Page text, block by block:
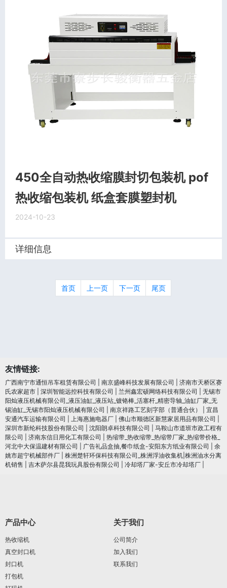
450全自动热收缩膜封切包装机 pof
热收缩包装机 纸盒套膜塑封机
2024-10-23
详细信息
首页 上一页 下一页 尾页
友情链接:
广西南宁市通恒吊车租赁有限公司 南京盛峰科技发展有限公司
济南市天桥区赛
氏农家超市
深圳智能远控科技有限公司 兰州鑫宏硕网络科技有限公司
无锡市
阳灿液压机械有限公司_液压油缸_液压站_镀铬棒_活塞杆_精密导轴_油缸厂家_无
锡油缸_无锡市阳灿液压机械有限公司
南京祥路工艺刻字部（普通合伙）
宜昌
安通汽车运输有限公司
上海惠施电器厂 佛山市顺德区新慧家居用品有限公司
深圳市新纶科技股份有限公司
沈阳朗卓科技有限公司
马鞍山市道班市政工程有
限公司
济南东信日用化工有限公司
热缩带_热收缩带_热缩带厂家_热缩带价格_
河北中大保温建材有限公司
广告礼品盒抽,餐巾纸盒-安阳东方纸业有限公司
余
姚市超宁机械部件厂
株洲楚轩环保科技有限公司_株洲浮油收集机|株洲油水分离
机销售
吉木萨尔县昆我玩具股份有限公司 冷却塔厂家-安丘市冷却塔厂
产品中心
热收缩机
真空封口机
封口机
打包机
关于我们
公司简介
加入我们
联系我们